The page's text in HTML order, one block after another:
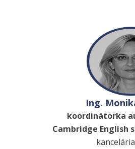
Ing.
koordinátorka
Cambridge English